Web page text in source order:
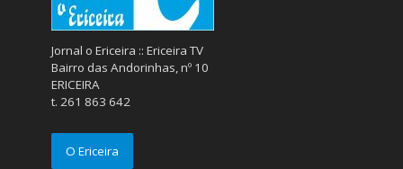
Jornal o Ericeira :: Ericeira TV
Bairro das Andorinhas, nº 10
ERICEIRA
t. 261 863 642
O Ericeira